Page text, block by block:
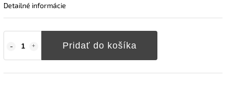
Pridať do košíka
Detailné informácie